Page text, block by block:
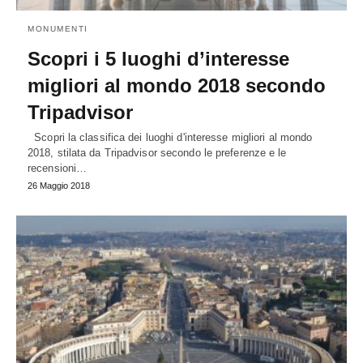
MONUMENTI
Scopri i 5 luoghi d’interesse
migliori al mondo 2018 secondo
Tripadvisor
Scopri la classifica dei luoghi d'interesse migliori al mondo
2018, stilata da Tripadvisor secondo le preferenze e le
recensioni…
26 Maggio 2018